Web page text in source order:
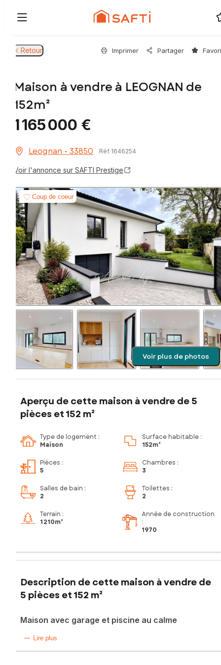
Retour Imprimer Partager
Maison à vendre à LEOGNAN de
152m²
1 165 000 €
Leognan - 33850 Réf 1646254
Voir l'annonce sur SAFTI Prestige
Coup de coeur
Voir plus de photos
Aperçu de cette maison à vendre de 5
pièces et 152 m²
Type de logement :
Maison
Surface habitable :
152m²
Pièces :
5
Chambres :
3
Salles de bain :
2
Toilettes :
2
Terrain :
1 210m²
Année de construction
:
1970
Description de cette maison à vendre de
5 pièces et 152 m²
Maison avec garage et piscine au calme
À Léognan, dans un environnement calme et recherché,
Lire plus